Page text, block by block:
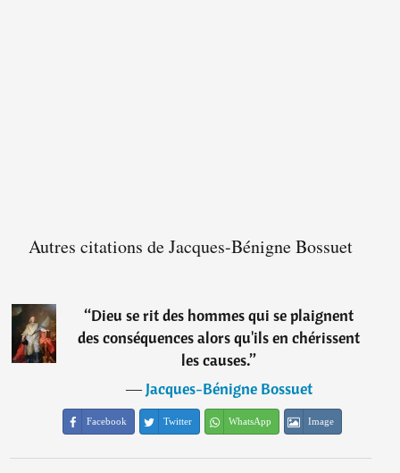
Autres citations de Jacques-Bénigne Bossuet
“Dieu se rit des hommes qui se plaignent
des conséquences alors qu'ils en chérissent
les causes.”
―Jacques-Bénigne Bossuet
Facebook Twitter WhatsApp Image